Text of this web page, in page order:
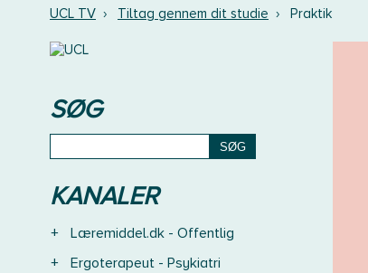
UCL TV › Tiltag gennem dit studie › Praktik
SØG
KANALER
+
Læremiddel.dk - Offentlig
+
Ergoterapeut - Psykiatri